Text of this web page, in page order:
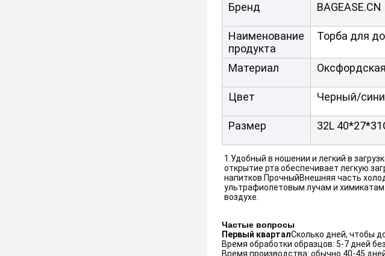
Бренд BAGEASE.CN
Наименование
продукта
Торба для
Материал
Цвет Черный/
Размер 32L
1.Удобный в ношении и легкий в
открытие рта обеспечивает легкую
напитков.ПрочныйВнешняя часть
ультрафиолетовым лучам и
воздухе.
Частые вопросы
Первый кварталСколько дней, чтобы
Время обработки образцов: 5-7 дней
Время производства: обычно 40-45